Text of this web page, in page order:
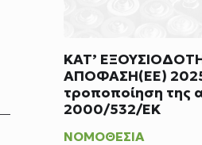
ΚΑΤ’
ΑΠΟΦΑΣΗ(ΕΕ)
τροποποίηση της
2000/532/ΕΚ
ΝΟΜΟΘΕΣΊΑ